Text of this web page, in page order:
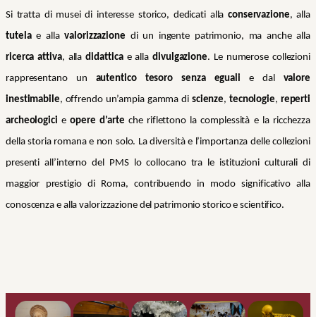
Si tratta di musei di interesse storico, dedicati allaconservazione, alla
tutelae allavalorizzazione di un ingente patrimonio, ma anche alla
ricerca attiva, alladidatticae alladivulgazione. Le numerose collezioni
rappresentano un autentico tesoro senza eguali e dal
valore
inestimabile, offrendo un’ampia gamma di scienze, tecnologie, reperti
archeologicie opere d’arte che riflettono la complessità e la ricchezza
della storia romana e non solo. La diversità e l’importanza delle collezioni
presenti all’interno del PMS lo collocano tra le istituzioni culturali di
maggior prestigio di Roma, contribuendo in modo significativo alla
conoscenza e alla valorizzazione del patrimonio storico e scientifico.